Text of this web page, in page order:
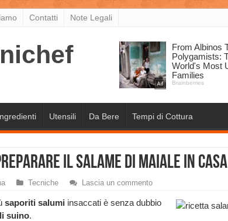
Contatti Note Legali
Utensili Da Bere Tempi di Cottura
il salame di maiale in casa
Tecniche Lascia un commento
saporiti salumi insaccati è senza dubbio
suino.